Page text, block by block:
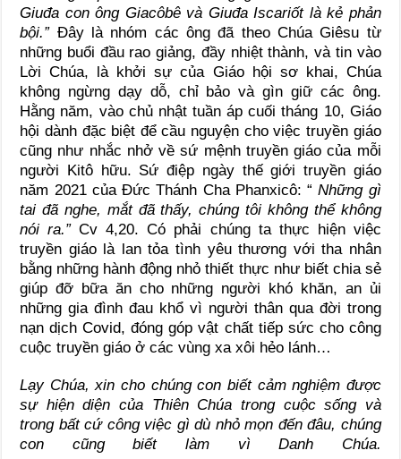
Giuđa con ông Giacôbê và Giuđa Iscariốt là kẻ phản
bội.”Đây là nhóm các ông đã theo Chúa Giêsu từ
những buổi đầu rao giảng, đầy nhiệt thành, và tin vào
Lời Chúa, là khởi sự của Giáo hội sơ khai, Chúa
không ngừng dạy dỗ, chỉ bảo và gìn giữ các ông.
Hằng năm, vào chủ nhật tuần áp cuối tháng 10, Giáo
hội dành đặc biệt để cầu nguyện cho việc truyền giáo
cũng như nhắc nhở về sứ mệnh truyền giáo của mỗi
người Kitô hữu. Sứ điệp ngày thế giới truyền giáo
năm 2021 của Đức Thánh Cha Phanxicô: “Những gì
tai đã nghe, mắt đã thấy, chúng tôi không thể không
nói ra.”Cv 4,20. Có phải chúng ta thực hiện việc
truyền giáo là lan tỏa tình yêu thương với tha nhân
bằng những hành động nhỏ thiết thực như biết chia sẻ
giúp đỡ bữa ăn cho những người khó khăn, an ủi
những gia đình đau khổ vì người thân qua đời trong
nạn dịch Covid, đóng góp vật chất tiếp sức cho công
cuộc truyền giáo ở các vùng xa xôi hẻo lánh…
Lạy Chúa, xin cho chúng con biết cảm nghiệm được
sự hiện diện của Thiên Chúa trong cuộc sống và
trong bất cứ công việc gì dù nhỏ mọn đến đâu, chúng
con cũng biết làm vì Danh Chúa.